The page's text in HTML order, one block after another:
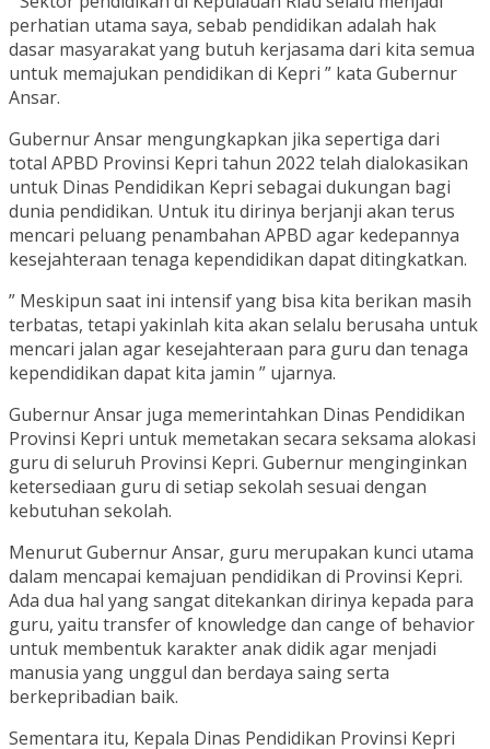
perhatian utama saya, sebab pendidikan adalah hak
dasar masyarakat yang butuh kerjasama dari kita semua
untuk memajukan pendidikan di Kepri ” kata Gubernur
Ansar.
Gubernur Ansar mengungkapkan jika sepertiga dari
total APBD Provinsi Kepri tahun 2022 telah dialokasikan
untuk Dinas Pendidikan Kepri sebagai dukungan bagi
dunia pendidikan. Untuk itu dirinya berjanji akan terus
mencari peluang penambahan APBD agar kedepannya
kesejahteraan tenaga kependidikan dapat ditingkatkan.
” Meskipun saat ini intensif yang bisa kita berikan masih
terbatas, tetapi yakinlah kita akan selalu berusaha untuk
mencari jalan agar kesejahteraan para guru dan tenaga
kependidikan dapat kita jamin ” ujarnya.
Gubernur Ansar juga memerintahkan Dinas Pendidikan
Provinsi Kepri untuk memetakan secara seksama alokasi
guru di seluruh Provinsi Kepri. Gubernur menginginkan
ketersediaan guru di setiap sekolah sesuai dengan
kebutuhan sekolah.
Menurut Gubernur Ansar, guru merupakan kunci utama
dalam mencapai kemajuan pendidikan di Provinsi Kepri.
Ada dua hal yang sangat ditekankan dirinya kepada para
guru, yaitu transfer of knowledge dan cange of behavior
untuk membentuk karakter anak didik agar menjadi
manusia yang unggul dan berdaya saing serta
berkepribadian baik.
Sementara itu, Kepala Dinas Pendidikan Provinsi Kepri